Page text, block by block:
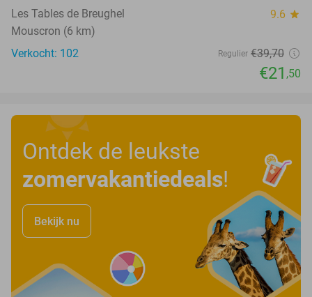
Les Tables de Breughel 9.6 star
Mouscron (6 km)
Verkocht: 102
Regulier €39,70
€21 ,50
Ontdek de leukste
zomervakantiedeals!
Bekijk nu